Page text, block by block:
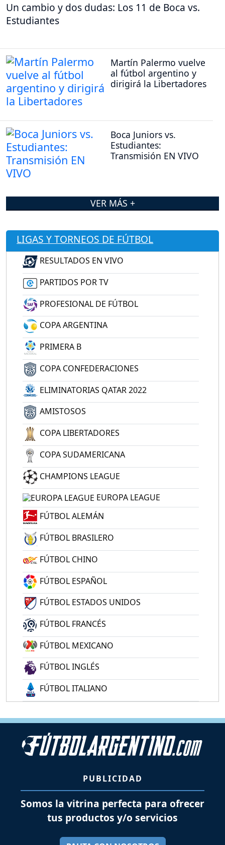
Un cambio y dos dudas: Los 11 de Boca vs.
Estudiantes
Martín Palermo vuelve
al fútbol argentino y
dirigirá la Libertadores
Boca Juniors vs.
Estudiantes:
Transmisión EN VIVO
VER MÁS +
LIGAS Y TORNEOS DE FÚTBOL
RESULTADOS EN VIVO
PARTIDOS POR TV
PROFESIONAL DE FÚTBOL
COPA ARGENTINA
PRIMERA B
COPA CONFEDERACIONES
ELIMINATORIAS QATAR 2022
AMISTOSOS
COPA LIBERTADORES
COPA SUDAMERICANA
CHAMPIONS LEAGUE
EUROPA LEAGUE
FÚTBOL ALEMÁN
FÚTBOL BRASILERO
FÚTBOL CHINO
FÚTBOL ESPAÑOL
FÚTBOL ESTADOS UNIDOS
FÚTBOL FRANCÉS
FÚTBOL MEXICANO
FÚTBOL INGLÉS
FÚTBOL ITALIANO
PUBLICIDAD
Somos la vitrina perfecta para ofrecer
tus productos y/o servicios